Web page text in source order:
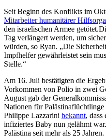
Seit Beginn des Konflikts im
Mitarbeiter humanitärer
den israelischen Armee
Tag verlängert werden, um
würden, so Ryan. „Die
Impfhelfer gewährleistet sein
Stelle.“
Am 16. Juli bestätigten die
Vorkommen von Polio in zwei
August gab der
Nationen für
Philippe Lazzarini bekannt, dass
infiziertes Baby nun gelähmt
Palästina seit mehr als 25 Jahren.